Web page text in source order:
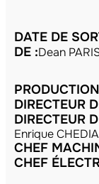
DATE DE
DE :Dean
DIRECTEUR
DIRECTEUR
Enrique
CHEF
CHEF